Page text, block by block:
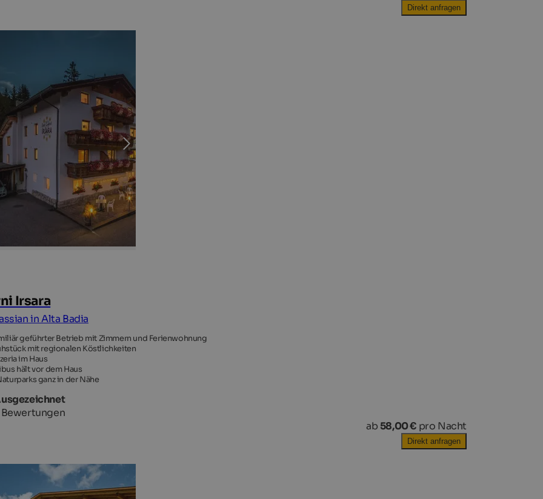
Direkt anfragen
Irsara
in Alta Badia
geführter Betrieb mit Zimmern und Ferienwohnung
mit regionalen Köstlichkeiten
im Haus
hält vor dem Haus
ganz in der Nähe
Bewertungen
ab 58,00 € pro Nacht
Direkt anfragen